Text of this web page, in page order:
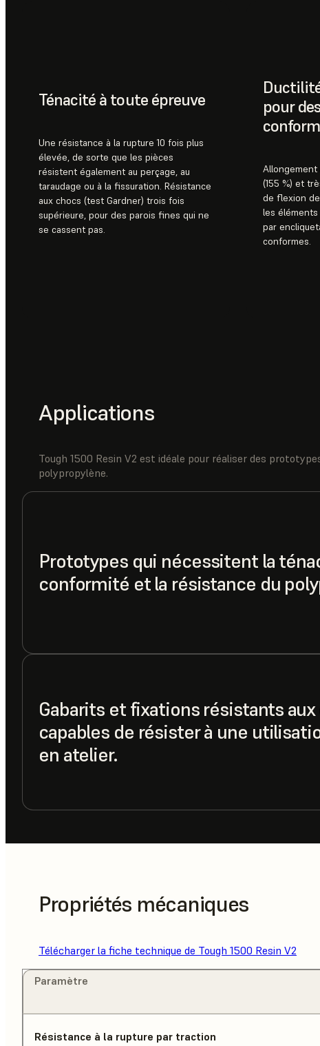
Ténacité à toute épreuve
Une résistance à la rupture 10 fois plus
élevée, de sorte que les pièces
résistent également au perçage, au
taraudage ou à la fissuration. Résistance
aux chocs (test Gardner) trois fois
supérieure, pour des parois fines qui ne
se cassent pas.
pour
(155 %) et
de flexion
les
par
conformes.
Applications
Tough 1500 Resin V2 est idéale pour réaliser des
polypropylène.
Prototypes qui nécessitent la
conformité et la résistance du
Gabarits et fixations résistants
capables de résister à une
en atelier.
Propriétés mécaniques
Télécharger la fiche technique de Tough 1500 Resin V2
Paramètre
Résistance à la rupture par traction